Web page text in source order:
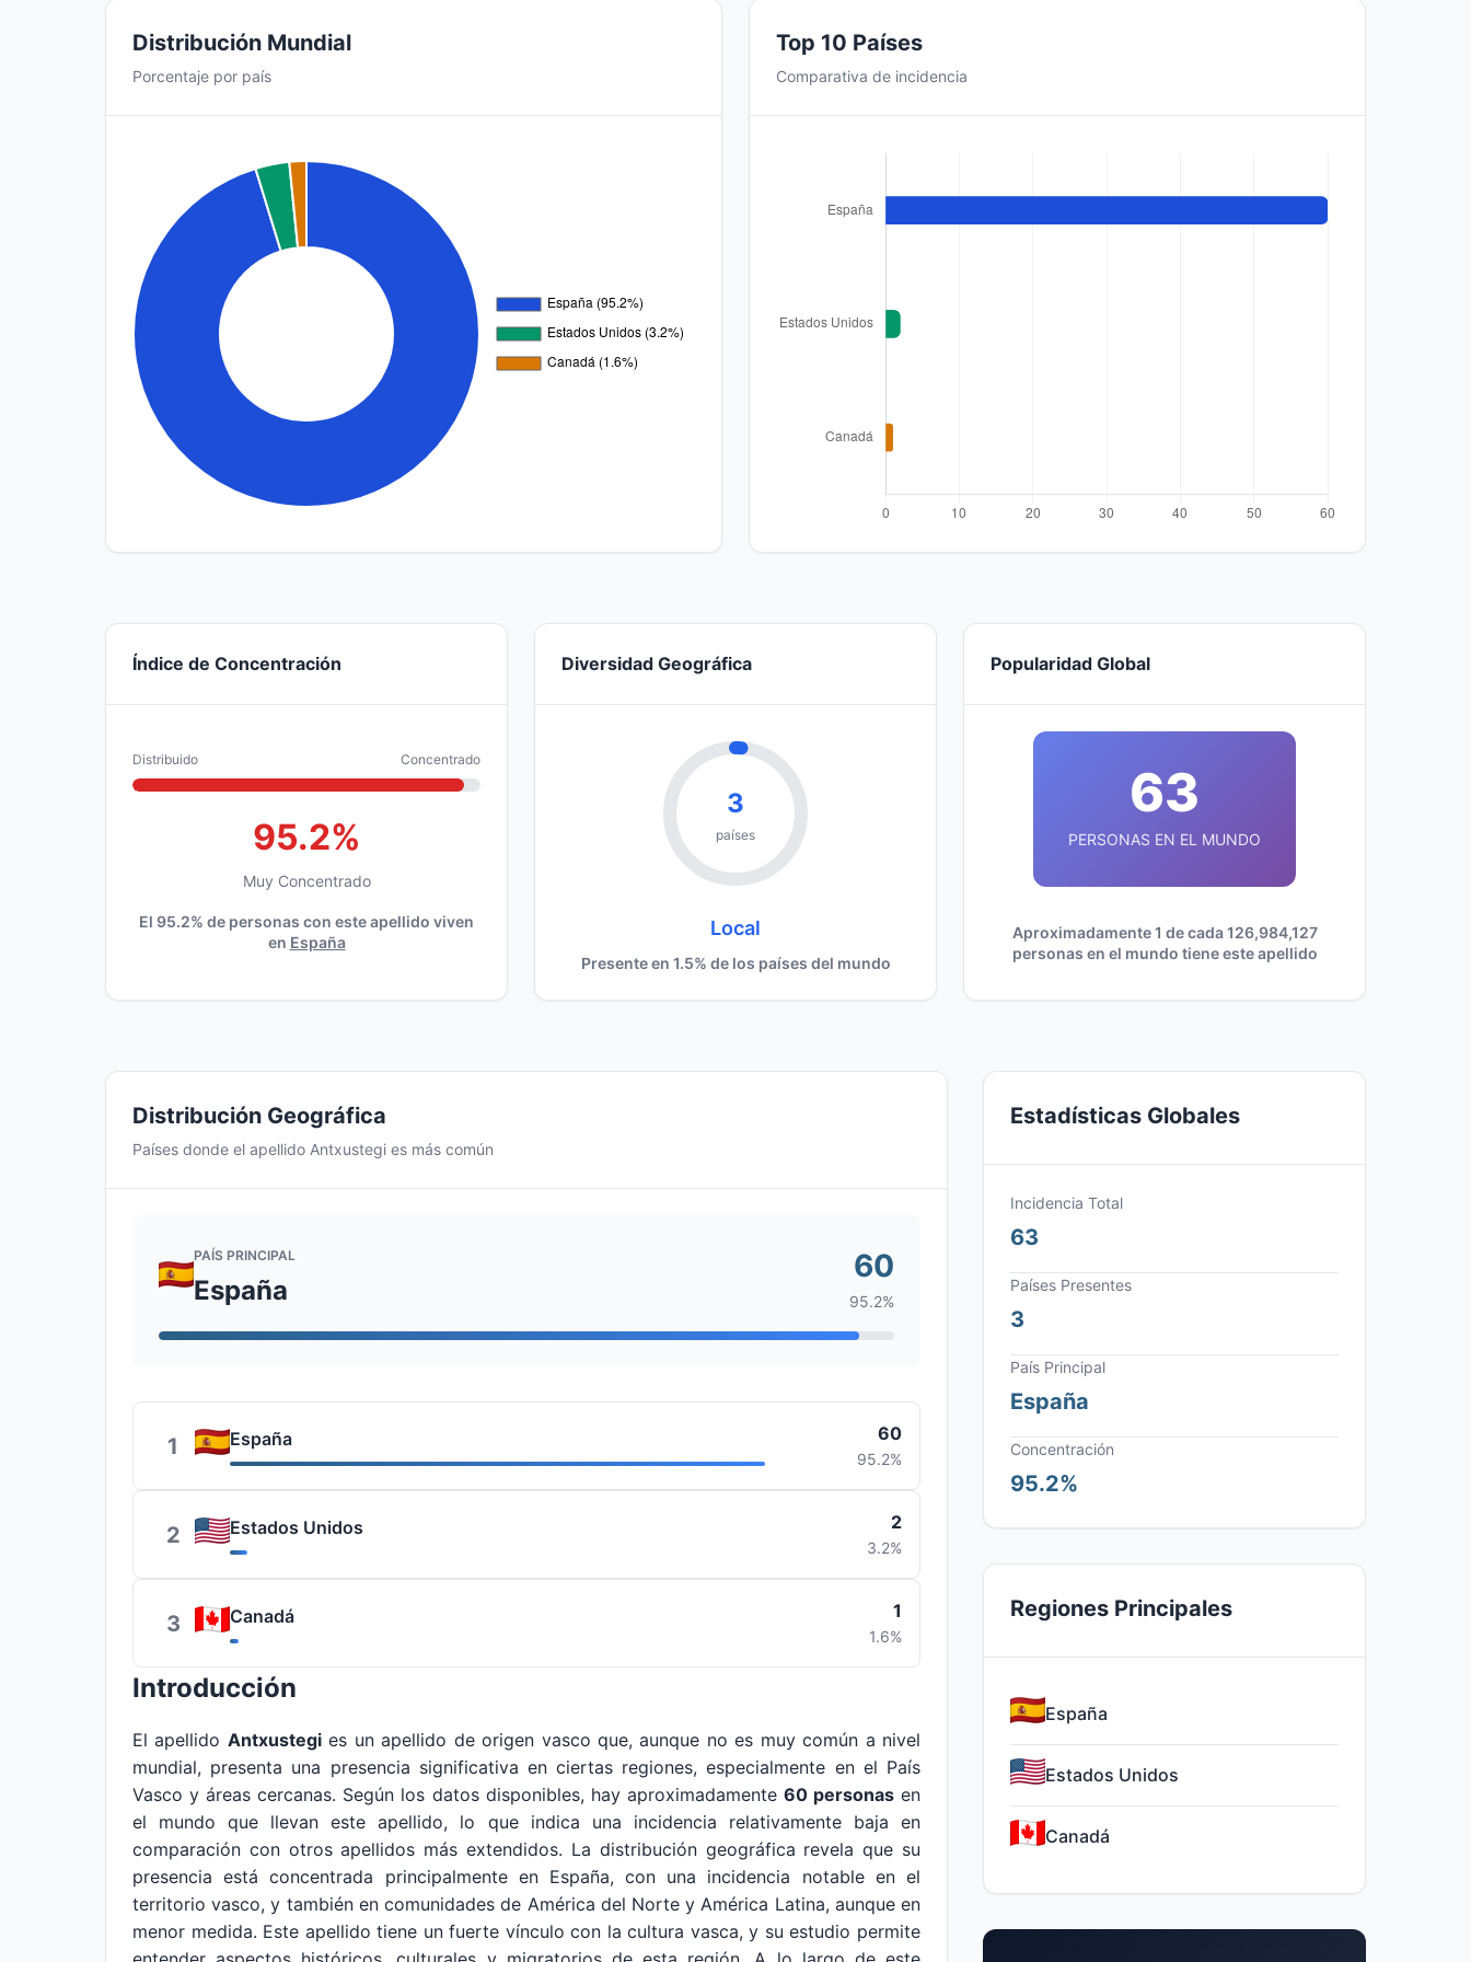
Distribución Mundial
Porcentaje por país
Top 10 Países
Comparativa de incidencia
Índice de Concentración
Distribuido Concentrado
95.2%
Muy Concentrado
El 95.2% de personas con este apellido viven
en España
Diversidad Geográfica
3
países
Local
Presente en 1.5% de los países del mundo
Popularidad Global
63
PERSONAS EN EL MUNDO
Aproximadamente 1 de cada 126,984,127
personas en el mundo tiene este apellido
Distribución Geográfica
Países donde el apellido Antxustegi es más común
PAÍS PRINCIPAL
España
60
95.2%
1 España 60
95.2%
2 Estados Unidos 2
3.2%
3 Canadá 1
1.6%
Introducción
El apellido Antxustegies un apellido de origen vasco que, aunque no es muy común a nivel
mundial, presenta una presencia significativa en ciertas regiones, especialmente en el País
Vasco y áreas cercanas. Según los datos disponibles, hay aproximadamente 60 personasen
el mundo que llevan este apellido, lo que indica una incidencia relativamente baja en
comparación con otros apellidos más extendidos. La distribución geográfica revela que su
presencia está concentrada principalmente en España, con una incidencia notable en el
territorio vasco, y también en comunidades de América del Norte y América Latina, aunque en
menor medida. Este apellido tiene un fuerte vínculo con la cultura vasca, y su estudio permite
Estadísticas Globales
Incidencia Total
63
Países Presentes
3
País Principal
España
Concentración
95.2%
Regiones Principales
España
Estados Unidos
Canadá